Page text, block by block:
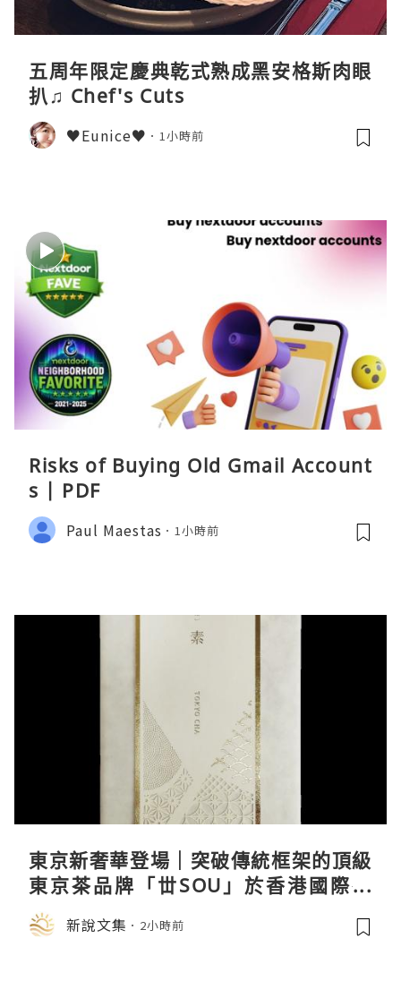
五周年限定慶典乾式熟成黑安格斯肉眼
扒♫ Chef's Cuts
♥Eunice♥ 1小時前
Risks of Buying Old Gmail Account
s | PDF
Paul Maestas 1小時前
東京新奢華登場｜突破傳統框架的頂級
東京茶品牌「丗SOU」於香港國際茶
展首度亮相
新說文集 2小時前